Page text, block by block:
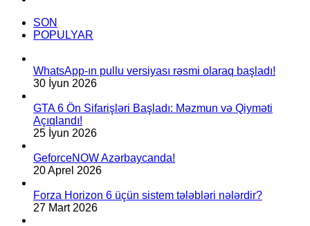
SON
POPULYAR
WhatsApp-ın pullu versiyası rəsmi olaraq başladı!
30 İyun 2026
GTA 6 Ön Sifarişləri Başladı: Məzmun və Qiyməti
Açıqlandı!
25 İyun 2026
GeforceNOW Azərbaycanda!
20 Aprel 2026
Forza Horizon 6 üçün sistem tələbləri nələrdir?
27 Mart 2026